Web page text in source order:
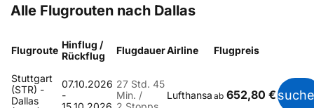
Alle Flugrouten nach Dallas
Flugroute Hinflug /
Rückflug
FlugdauerAirline Flugpreis
Stuttgart
(STR) -
Dallas
07.10.2026
-
27 Std. 45
Min. /
Lufthansa ab 652,80 €